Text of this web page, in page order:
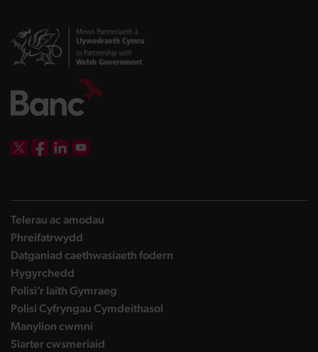
Telerau ac amodau
Phreifatrwydd
Datganiad caethwasiaeth fodern
Hygyrchedd
Polisi’r Iaith Gymraeg
Polisi Cyfryngau Cymdeithasol
Manylion cwmni
Siarter cwsmeriaid